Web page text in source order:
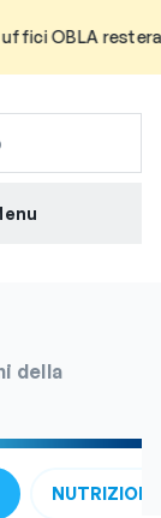
OBLA
della